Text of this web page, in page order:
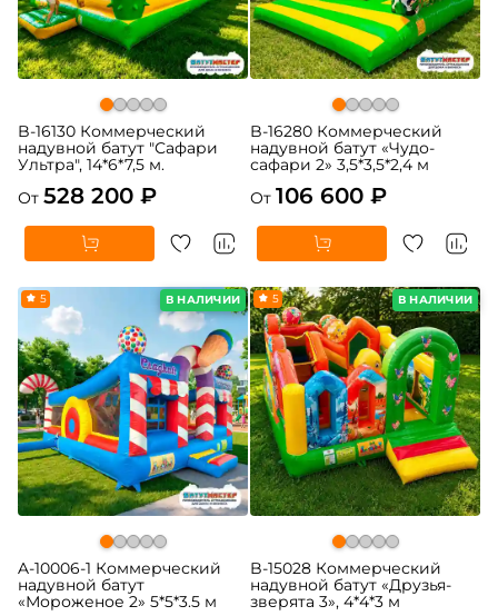
B-16130 Коммерческий
надувной батут "Сафари
Ультра", 14*6*7,5 м.
От 528 200 ₽
B-16280 Коммерческий
надувной батут «Чудо-
сафари 2» 3,5*3,5*2,4 м
От 106 600 ₽
В НАЛИЧИИ
5
A-10006-1 Коммерческий
надувной батут
«Мороженое 2» 5*5*3.5 м
В НАЛИЧИИ
5
B-15028 Коммерческий
надувной батут «Друзья-
зверята 3», 4*4*3 м